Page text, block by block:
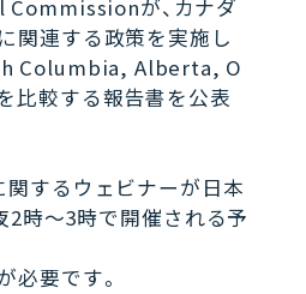
が、カナダ
関連する政策を実施し
Columbia, Alberta, O
比較する報告書を公表
関するウェビナーが日本
2時〜3時で開催される予
必要です。